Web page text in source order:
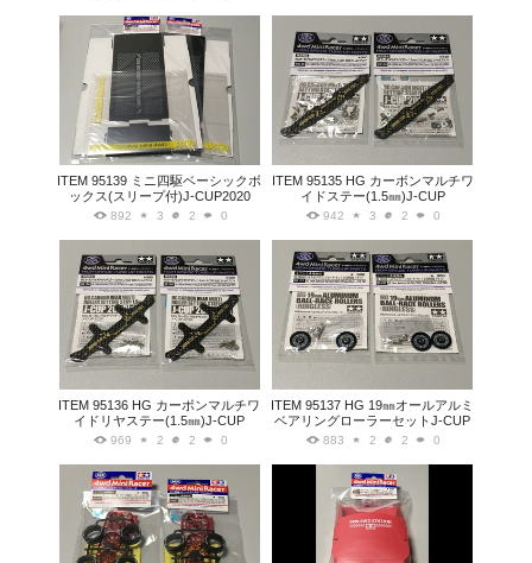
ITEM 95139 ミニ四駆ベーシックボ
ックス(スリープ付)J-CUP2020
892 3 2 0
ITEM 95135 HG カーボンマルチワ
イドステー(1.5㎜)J-CUP
942 3 2 0
ITEM 95136 HG カーボンマルチワ
イドリヤステー(1.5㎜)J-CUP
969 2 2 0
ITEM 95137 HG 19㎜オールアルミ
ベアリングローラーセットJ-CUP
883 2 2 0